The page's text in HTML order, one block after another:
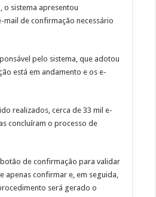
o sistema apresentou
de confirmação necessário
pelo sistema, que adotou
está em andamento e os e-
realizados, cerca de 33 mil e-
concluíram o processo de
de confirmação para validar
apenas confirmar e, em seguida,
será gerado o